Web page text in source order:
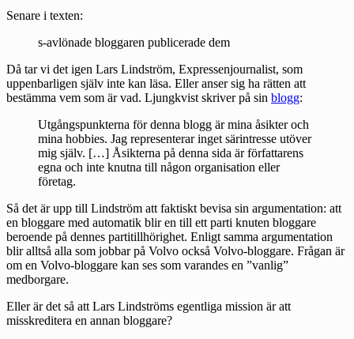
Senare i texten:
s-avlönade bloggaren publicerade dem
Då tar vi det igen Lars Lindström, Expressenjournalist, som
uppenbarligen själv inte kan läsa. Eller anser sig ha rätten att
bestämma vem som är vad. Ljungkvist skriver på sin blogg:
Utgångspunkterna för denna blogg är mina åsikter och
mina hobbies. Jag representerar inget särintresse utöver
mig själv. […] Åsikterna på denna sida är författarens
egna och inte knutna till någon organisation eller
företag.
Så det är upp till Lindström att faktiskt bevisa sin argumentation: att
en bloggare med automatik blir en till ett parti knuten bloggare
beroende på dennes partitillhörighet. Enligt samma argumentation
blir alltså alla som jobbar på Volvo också Volvo-bloggare. Frågan är
om en Volvo-bloggare kan ses som varandes en ”vanlig”
medborgare.
Eller är det så att Lars Lindströms egentliga mission är att
misskreditera en annan bloggare?